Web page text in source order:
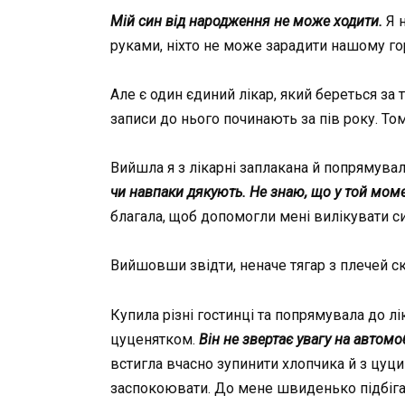
Мій син від народження не може ходити. Я
руками, ніхто не може зарадити нашому
Але є один єдиний лікар, який береться
записи до нього починають за пів року.
Вийшла я з лікарні заплакана й
чи навпаки дякують. Не знаю, що у той
благала, щоб допомогли мені вилікувати
Вийшовши звідти, неначе тягар з плечей
Купила різні гостинці та попрямувала до
цуценятком. Він не звертає увагу на
встигла вчасно зупинити хлопчика й з
заспокоювати. До мене швиденько